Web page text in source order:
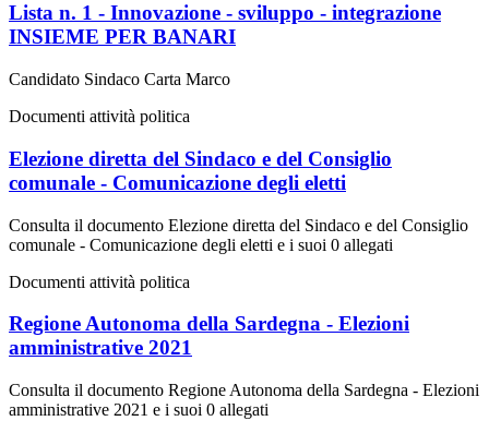
Lista n. 1 - Innovazione - sviluppo - integrazione
INSIEME PER BANARI
Candidato Sindaco Carta Marco
Documenti attività politica
Elezione diretta del Sindaco e del Consiglio
comunale - Comunicazione degli eletti
Consulta il documento Elezione diretta del Sindaco e del Consiglio
comunale - Comunicazione degli eletti e i suoi 0 allegati
Documenti attività politica
Regione Autonoma della Sardegna - Elezioni
amministrative 2021
Consulta il documento Regione Autonoma della Sardegna - Elezioni
amministrative 2021 e i suoi 0 allegati